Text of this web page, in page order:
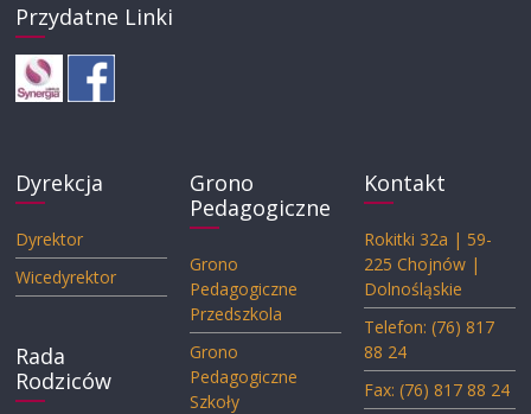
Przydatne Linki
Dyrekcja
Dyrektor
Wicedyrektor
Rada
Rodziców
Grono
Pedagogiczne
Grono
Pedagogiczne
Przedszkola
Grono
Pedagogiczne
Szkoły
Kontakt
Rokitki 32a | 59-
225 Chojnów |
Dolnośląskie
Telefon: (76) 817
88 24
Fax: (76) 817 88 24